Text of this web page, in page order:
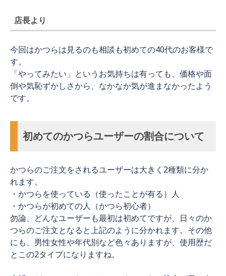
店長より
今回はかつらは見るのも相談も初めての40代のお客様で
す。
「やってみたい」というお気持ちは有っても、価格や面
倒や気恥ずかしさから、なかなか気が進まなかったよう
です。
初めてのかつらユーザーの割合について
かつらのご注文をされるユーザーは大きく2種類に分か
れます。
・かつらを使っている（使ったことが有る）人
・かつらが初めての人（かつら初心者）
勿論、どんなユーザーも最初は初めてですが、日々のか
つらのご注文となると上記のように分かれます。その他
にも、男性女性や年代別など色々ありますが、使用歴だ
とこの2タイプになりますね。